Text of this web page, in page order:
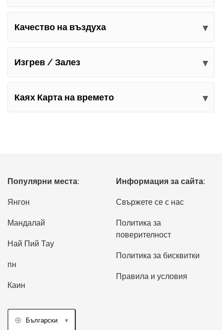
Качество на въздуха
Изгрев / Залез
Каях Карта на времето
Популярни места:
Янгон
Мандалай
Най Пий Тау
пн
Каин
Информация за сайта:
Свържете се с нас
Политика за
поверителност
Политика за бисквитки
Правила и условия
Български